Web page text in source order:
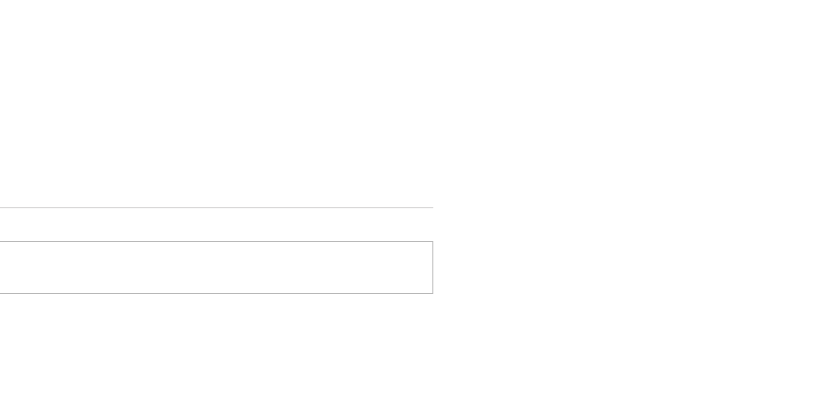
Claude Simonet, ce 21
Les obsèques de Claude Simonet,
lieu les obsèques de just
"Foot : le monde du football français